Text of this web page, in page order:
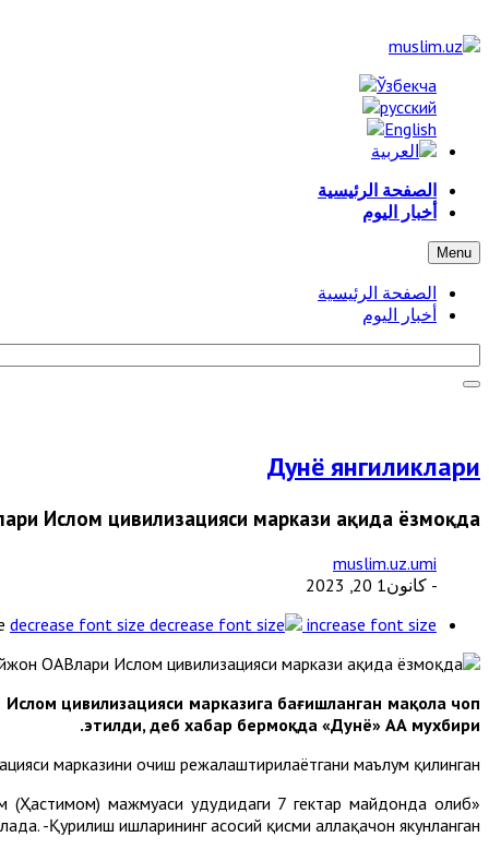
الصفحة الرئيسية
أخبار اليوم
Menu
الصفحة الرئيسية
أخبار اليوم
Дунё янгиликлари
Ислом цивилизацияси маркази ҳақида ёзмоқда
muslim.uz.umi
- كانون1 20, 2023
decrease font size increase font size
цивилизацияси марказига бағишланган мақола чоп
этилди, деб хабар бермоқда «Дунё» АА мухбири.
марказини очиш режалаштирилаётгани маълум қилинган.
(Ҳастимом) мажмуаси ҳудудидаги 7 гектар майдонда олиб
-Қурилиш ишларининг асосий қисми аллақачон якунланган».